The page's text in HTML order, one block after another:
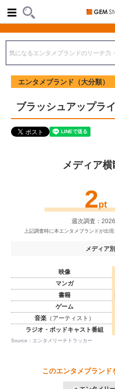
エンタメブランド（大分類）
ブラッシュアップラ
メディア
2pt
週次調査：
メディア
映像
マンガ
書籍
ゲーム
音楽（アーティスト）
ラジオ・ポッドキャスト番組
Source：エンタメリーチトラッカー
このエンタメブランド